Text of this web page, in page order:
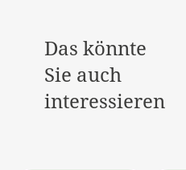
Das könnte
Sie auch
interessieren